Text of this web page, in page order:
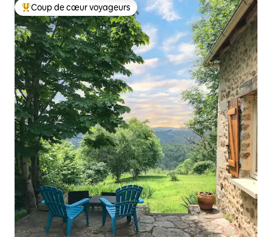
Coup de cœur voyageurs parmi les plus aimés
Coup de cœur voyageurs